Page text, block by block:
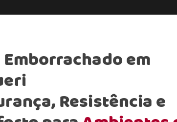
em
Resistência e